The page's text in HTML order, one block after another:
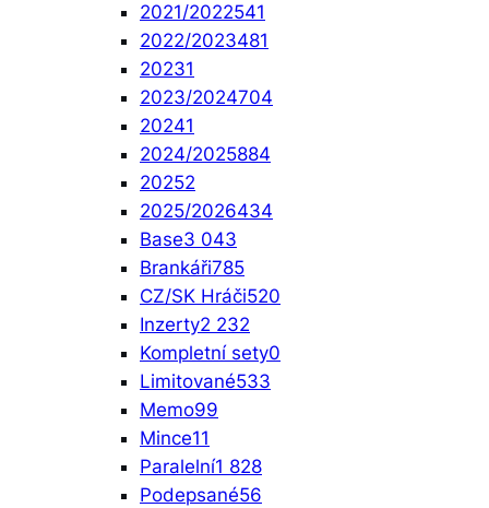
2021/2022541
2022/2023481
20231
2023/2024704
20241
2024/2025884
20252
2025/2026434
Base3 043
Brankáři785
CZ/SK Hráči520
Inzerty2 232
Kompletní sety0
Limitované533
Memo99
Mince11
Paralelní1 828
Podepsané56